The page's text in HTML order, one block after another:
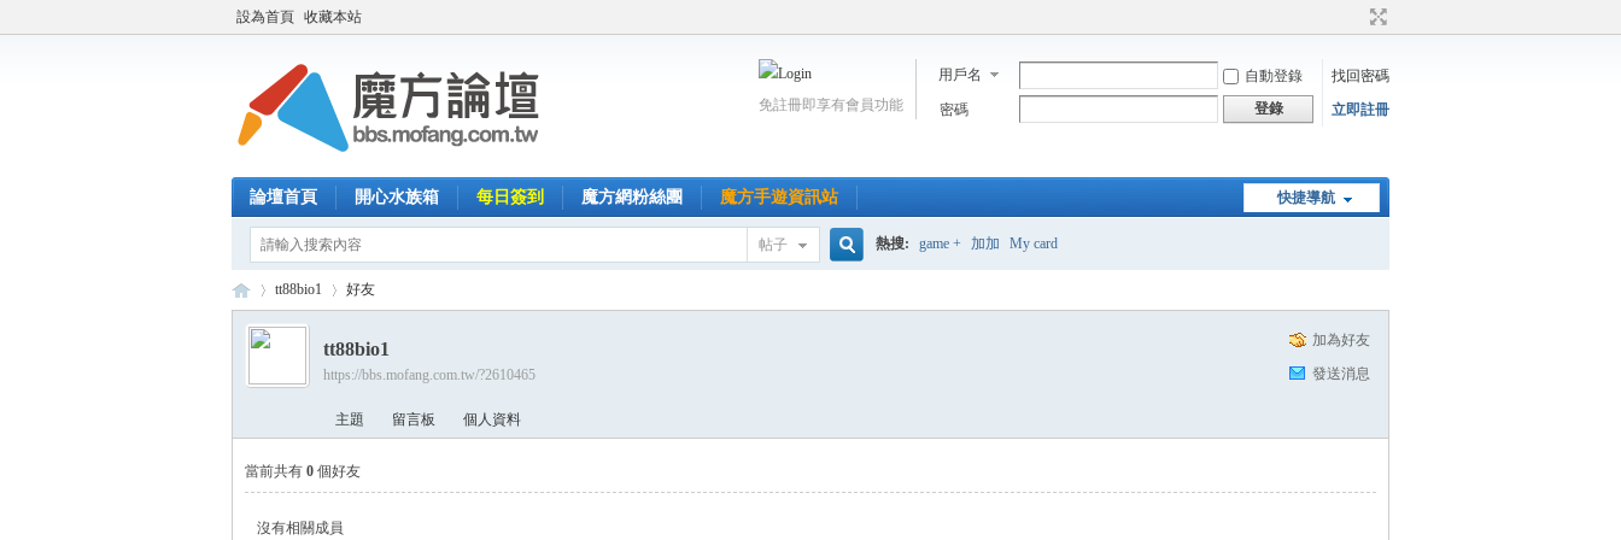
設為首頁 收藏本站
用戶名 自動登錄
找回密碼
密碼
登錄 立即註冊
免註冊即享有會員功能
快捷導航
論壇首頁 開心水族箱 每日簽到 魔方網粉絲團 魔方手遊資訊站
帖子 熱搜: game + 加加 My card
›
tt88bio1 好友
加為好友
發送消息
tt88bio1
https://bbs.mofang.com.tw/?2610465
主題 留言板 個人資料
當前共有 0 個好友
沒有相關成員